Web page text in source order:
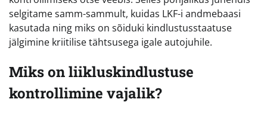
selgitame samm-sammult, kuidas LKF-i andmebaasi
kasutada ning miks on sõiduki kindlustusstaatuse
jälgimine kriitilise tähtsusega igale autojuhile.
Miks on liikluskindlustuse
kontrollimine vajalik?